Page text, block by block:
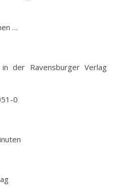
…
der Ravensburger Verlag
0